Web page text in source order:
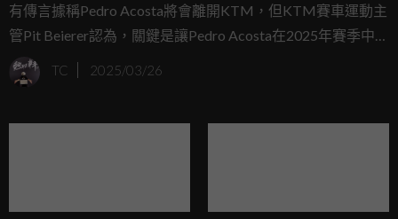
有傳言據稱Pedro Acosta將會離開KTM，但KTM賽車運動主
管Pit Beierer認為，關鍵是讓Pedro Acosta在2025年賽季中對
於比賽感到滿意。
TC 2025/03/26